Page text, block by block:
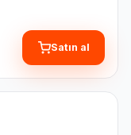
Satın al